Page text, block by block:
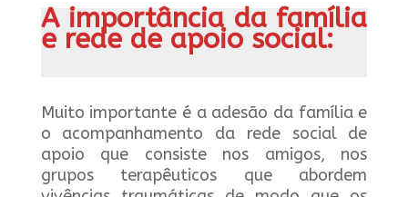
A importância da família
e rede de apoio social:
Muito importante é a adesão da família e
o acompanhamento da rede social de
apoio que consiste nos amigos, nos
grupos terapêuticos que abordem